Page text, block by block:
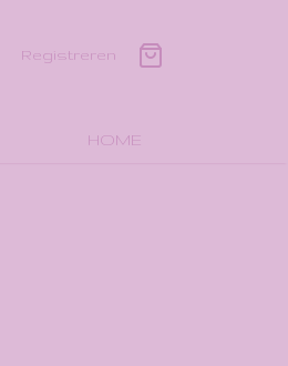
Registreren
HOME